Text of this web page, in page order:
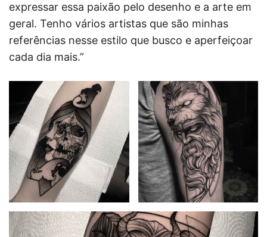
expressar essa paixão pelo desenho e a arte em
geral. Tenho vários artistas que são minhas
referências nesse estilo que busco e aperfeiçoar
cada dia mais.”